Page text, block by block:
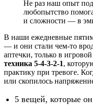
Не раз наш опыт
любопытство
и сложности — в
В наши ежедневные
— и они стали чем-то
аптечки, только в
техника 5-4-3-2-1,
практику при тревоге.
или скопилось
5 вещей, которые